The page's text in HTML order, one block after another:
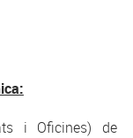
i Oficines) de